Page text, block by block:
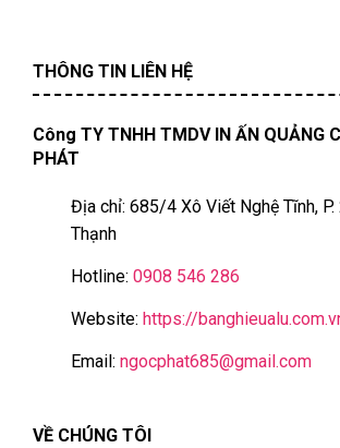
THÔNG TIN LIÊN HỆ
Công TY TNHH TMDV IN ẤN QUẢNG
PHÁT
Địa chỉ: 685/4 Xô Viết Nghệ Tĩnh, P.
Thạnh
Hotline: 0908 546 286
Website: https://
Email: ngocphat685@gmail.com
VỀ CHÚNG TÔI